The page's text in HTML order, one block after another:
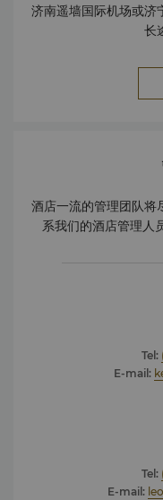
济南遥墙国际机场或济
长
酒店一流的管理团队将
系我们的酒店管理人
Tel:
E-mail:
Tel:
E-mail: